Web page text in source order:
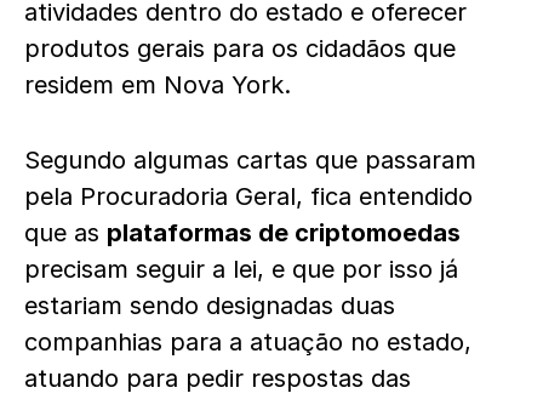
atividades dentro do estado e oferecer
produtos gerais para os cidadãos que
residem em Nova York.
Segundo algumas cartas que passaram
pela Procuradoria Geral, fica entendido
que as plataformas de criptomoedas
precisam seguir a lei, e que por isso já
estariam sendo designadas duas
companhias para a atuação no estado,
atuando para pedir respostas das